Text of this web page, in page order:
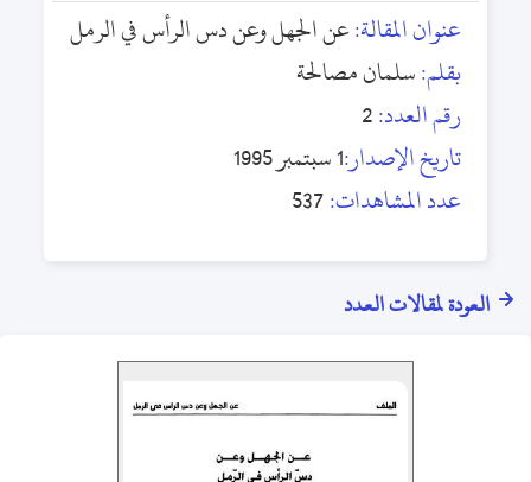
عنوان المقالة:عن الجهل وعن دس الرأس في الرمل
بقلم:سلمان مصالحة
رقم العدد:2
تاريخ الإصدار:1 سبتمبر 1995
عدد المشاهدات:537
العودة لمقالات العدد